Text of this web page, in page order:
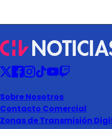
Sobre Nosotros
Contacto Comercial
Zonas de Transmisión